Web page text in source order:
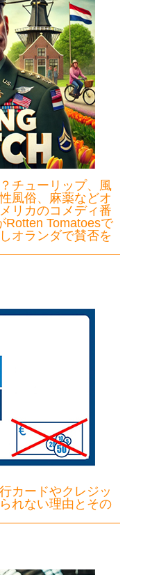
チューリップ、風
風俗、麻薬などオ
リカのコメディ番
Rotten Tomatoesで
オランダで賛否を
カードやクレジッ
れない理由とその